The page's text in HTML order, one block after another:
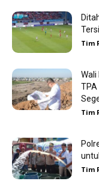
Tim
Wali
TPA
Tim
Tim